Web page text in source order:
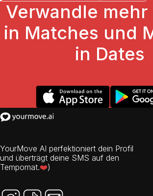
Verwandle mehr
in Matches und
in Dates
YourMove AI perfektioniert dein Profil
und überträgt deine SMS auf den
Tempomat.❤️)